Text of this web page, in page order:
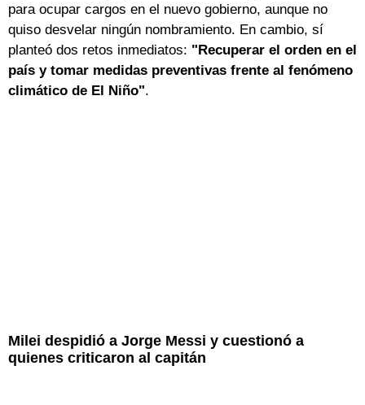
para ocupar cargos en el nuevo gobierno, aunque no
quiso desvelar ningún nombramiento. En cambio, sí
planteó dos retos inmediatos: "Recuperar el orden en el
país y tomar medidas preventivas frente al fenómeno
climático de El Niño".
Milei despidió a Jorge Messi y cuestionó a
quienes criticaron al capitán